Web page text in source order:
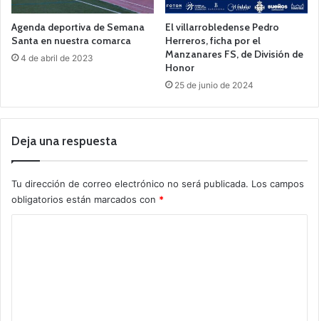
Agenda deportiva de Semana
Santa en nuestra comarca
4 de abril de 2023
El villarrobledense Pedro
Herreros, ficha por el
Manzanares FS, de División de
Honor
25 de junio de 2024
Deja una respuesta
Tu dirección de correo electrónico no será publicada. Los campos
obligatorios están marcados con *